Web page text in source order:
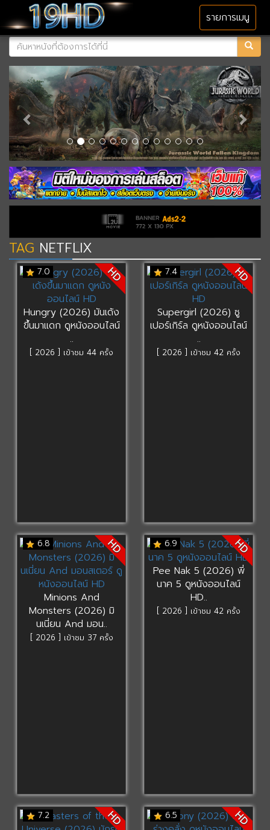
MENU
รายการเมนู
TAG NETFLIX
7.0 HD
Hungry (2026) มันเด้ง
ขึ้นมาแดก ดูหนังออนไลน์
..
[ 2026 ] เข้าชม 44 ครั้ง
7.4 HD
Supergirl (2026) ซู
เปอร์เกิร์ล ดูหนังออนไลน์
..
[ 2026 ] เข้าชม 42 ครั้ง
6.8 HD
Minions And
Monsters (2026) มิ
นเนี่ยน And มอน..
[ 2026 ] เข้าชม 37 ครั้ง
6.9 HD
Pee Nak 5 (2026) พี่
นาค 5 ดูหนังออนไลน์
HD..
[ 2026 ] เข้าชม 42 ครั้ง
7.2 HD 6.5 HD